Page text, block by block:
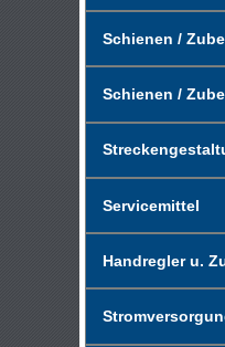
Schienen /
Schienen /
Servicemittel
Handregler u.